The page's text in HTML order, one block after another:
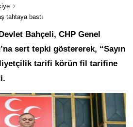
tahtaya bastı
Bahçeli, CHP Genel
sert tepki göstererek, “Sayın
tarifi körün fil tarifine